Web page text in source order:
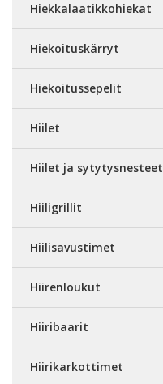
Hiekkalaatikkohiekat
Hiekoituskärryt
Hiekoitussepelit
Hiilet
Hiilet ja sytytysnesteet
Hiiligrillit
Hiilisavustimet
Hiirenloukut
Hiiribaarit
Hiirikarkottimet